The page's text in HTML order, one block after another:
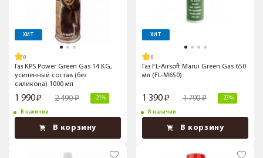
ХИТ
Газ KPS Power Green Gas 14 KG,
усиленный состав (без
силикона) 1000 мл
1 990 2 490 -21%
В наличии
В корзину
ХИТ
Газ FL-Airsoft Marui Green Gas 650
мл (FL-M650)
1 390 1 790 -23%
В наличии
В корзину